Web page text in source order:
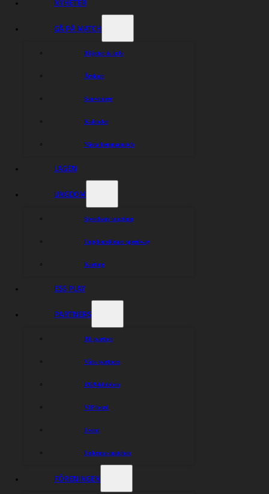
GÅ PÅ MATCH
Biljetter & info
Årskort
Souvenirer
Kalender
Nästa hemmamatch
LAGEN
UNGDOM
Speedway ungdom
Ungdomsförare speedway
Karting
ESS PLAY
PARTNERS
Bli partner
Våra partners
1929-klubben
VIP-bord
Event
Enkrona-matchen
FÖRENINGEN
Dela nyheten: